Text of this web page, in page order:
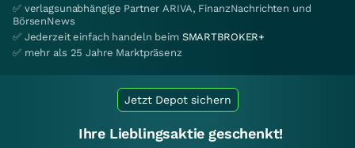
✅ verlagsunabhängige Partner ARIVA, FinanzNachrichten und
BörsenNews
✅ Jederzeit einfach handeln beim SMARTBROKER+
✅ mehr als 25 Jahre Marktpräsenz
Jetzt Depot sichern
Ihre Lieblingsaktie geschenkt!